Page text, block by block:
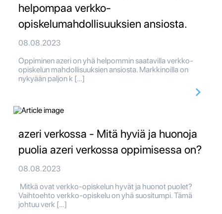
helpompaa verkko-
opiskelumahdollisuuksien ansiosta.
08.08.2023
Oppiminen azeri on yhä helpommin saatavilla verkko-
opiskelun mahdollisuuksien ansiosta. Markkinoilla on
nykyään paljon k […]
azeri verkossa - Mitä hyviä ja huonoja
puolia azeri verkossa oppimisessa on?
08.08.2023
Mitkä ovat verkko-opiskelun hyvät ja huonot puolet?
Vaihtoehto verkko-opiskelu on yhä suositumpi. Tämä
johtuu verk […]